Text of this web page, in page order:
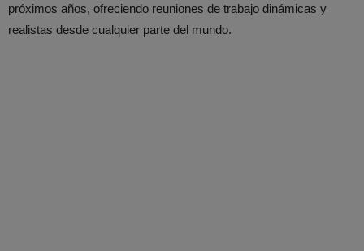
próximos años, ofreciendo reuniones de trabajo dinámicas y
realistas desde cualquier parte del mundo.